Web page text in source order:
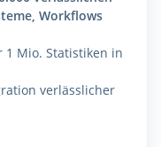
Workflows
1 Mio. Statistiken in
verlässlicher